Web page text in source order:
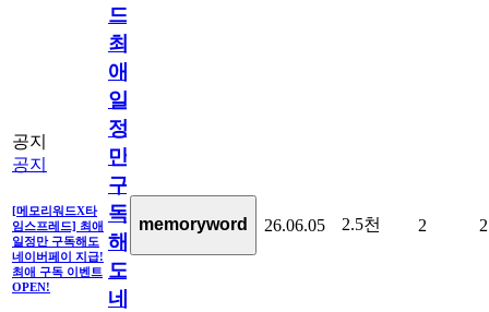
공지
공지
[메모리워드X타
임스프레드] 최애
일정만 구독해도
네이버페이 지급!
최애 구독 이벤트
OPEN!
드]
최
애
일
정
만
구
독
해
도
네
memoryword 26.06.05 2.5천 2 2